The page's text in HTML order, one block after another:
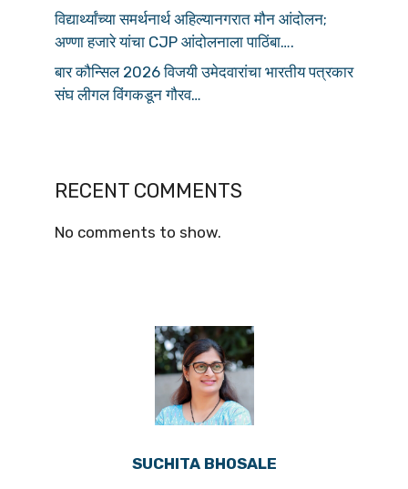
विद्यार्थ्यांच्या समर्थनार्थ अहिल्यानगरात मौन आंदोलन;
अण्णा हजारे यांचा CJP आंदोलनाला पाठिंबा….
बार कौन्सिल 2026 विजयी उमेदवारांचा भारतीय पत्रकार
संघ लीगल विंगकडून गौरव…
RECENT COMMENTS
No comments to show.
SUCHITA BHOSALE